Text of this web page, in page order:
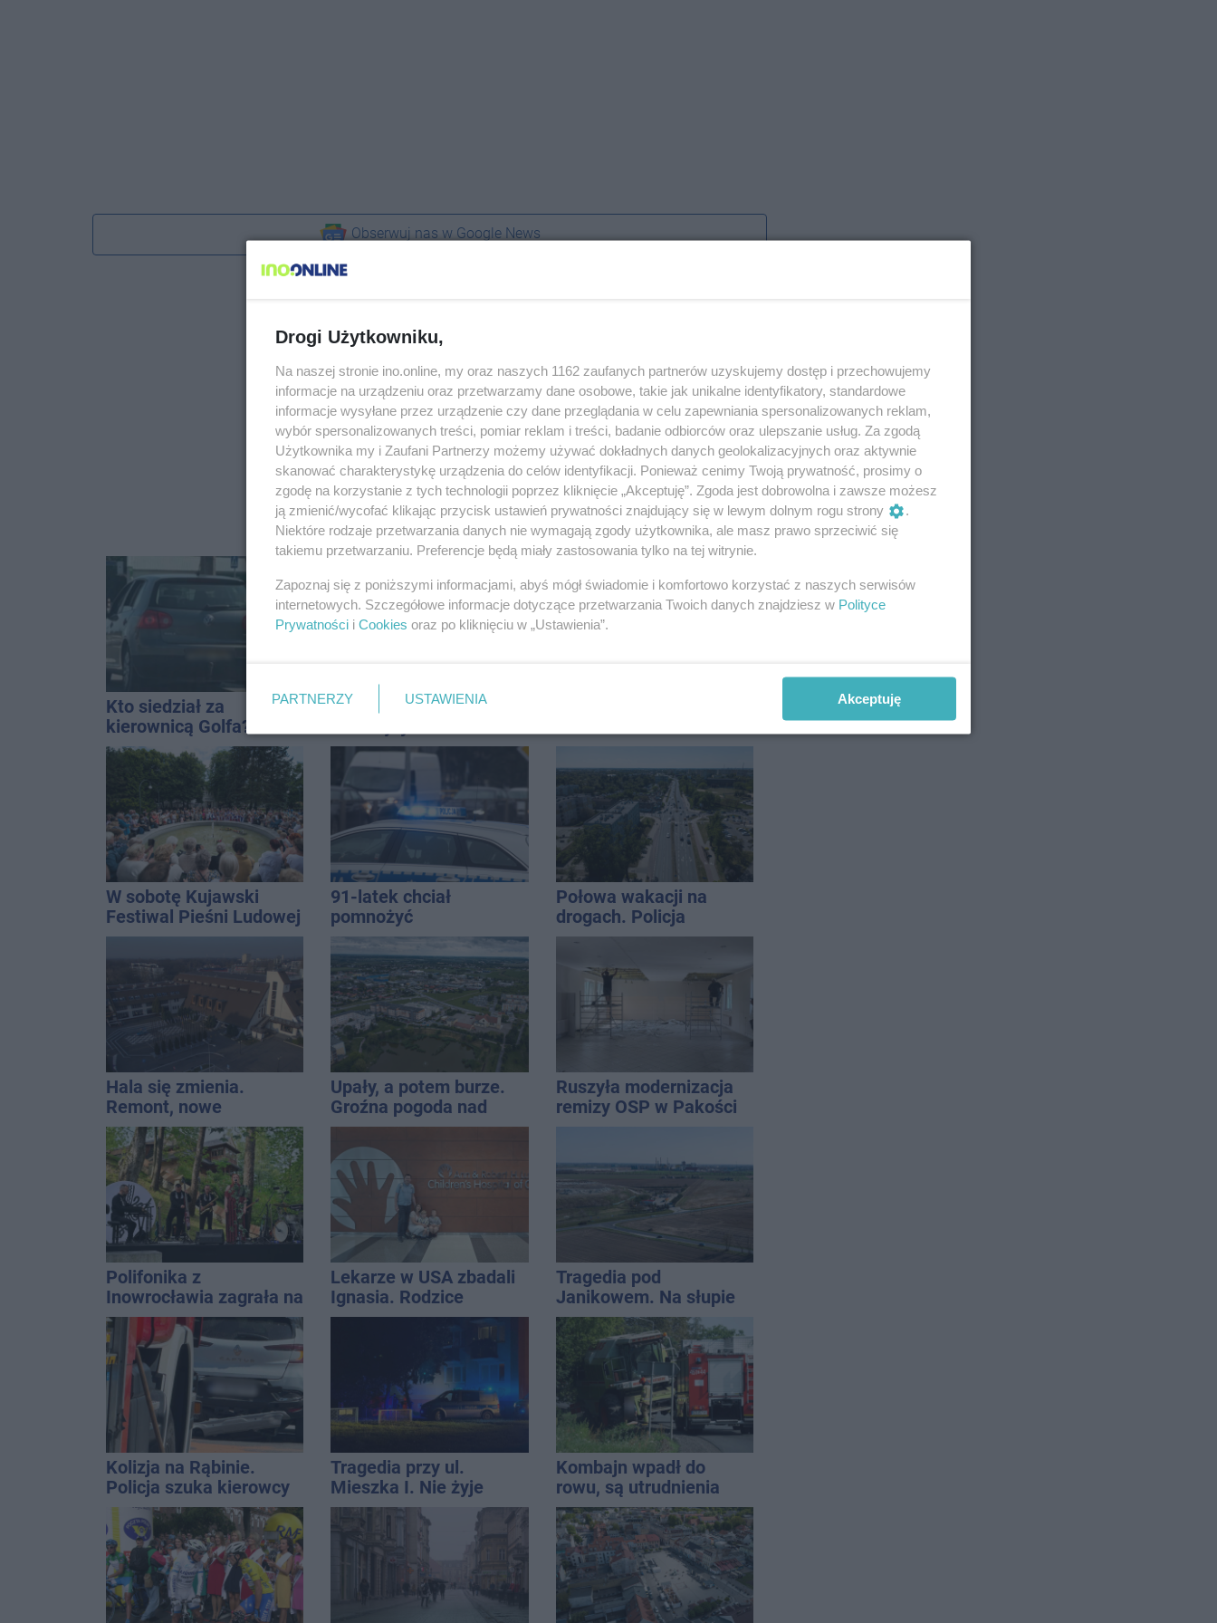
Obserwuj nas w Google News
Kto siedział za
kierownicą Golfa?
Kierowca zbiegł po
Po rezygnacji z tej
do tematu
W sobotę Kujawski
Festiwal Pieśni Ludowej
91-latek chciał
pomnożyć
oszczędności. Stracił
ponad 10 tys. zł
Połowa wakacji na
drogach. Policja
podsumowała lipiec
Hala się zmienia.
Remont, nowe
nagłośnienie, a przed
wejściem stanie
QEMETICA ARENA
Upały, a potem burze.
Groźna pogoda nad
naszym regionem
Ruszyła modernizacja
remizy OSP w Pakości
Polifonika z
Inowrocławia zagrała na
Harendzie. Muzyczny
hołd dla Jana
Kasprowicza
Lekarze w USA zbadali
Ignasia. Rodzice
przekazali wieści
Tragedia pod
Janikowem. Na słupie
energetycznym
znaleziono ciało
mężczyzny
Kolizja na Rąbinie.
Policja szuka kierowcy
Golfa
Tragedia przy ul.
Mieszka I. Nie żyje
osoba, która wypadła z
czwartego piętra
Kombajn wpadł do
rowu, są utrudnienia
Drogi Użytkowniku,
Na naszej stronie ino.online, my oraz naszych 1162 zaufanych partnerów uzyskujemy dostęp i przechowujemy
informacje na urządzeniu oraz przetwarzamy dane osobowe, takie jak unikalne identyfikatory, standardowe
informacje wysyłane przez urządzenie czy dane przeglądania w celu zapewniania spersonalizowanych reklam,
wybór spersonalizowanych treści, pomiar reklam i treści, badanie odbiorców oraz ulepszanie usług. Za zgodą
Użytkownika my i Zaufani Partnerzy możemy używać dokładnych danych geolokalizacyjnych oraz aktywnie
skanować charakterystykę urządzenia do celów identyfikacji. Ponieważ cenimy Twoją prywatność, prosimy o
zgodę na korzystanie z tych technologii poprzez kliknięcie „Akceptuję”. Zgoda jest dobrowolna i zawsze możesz
ją zmienić/wycofać klikając przycisk ustawień prywatności znajdujący się w lewym dolnym rogu strony
.
Niektóre rodzaje przetwarzania danych nie wymagają zgody użytkownika, ale masz prawo sprzeciwić się
takiemu przetwarzaniu. Preferencje będą miały zastosowania tylko na tej witrynie.
Zapoznaj się z poniższymi informacjami, abyś mógł świadomie i komfortowo korzystać z naszych serwisów
internetowych. Szczegółowe informacje dotyczące przetwarzania Twoich danych znajdziesz w Polityce
Prywatności i Cookies oraz po kliknięciu w „Ustawienia”.
PARTNERZY USTAWIENIA Akceptuję